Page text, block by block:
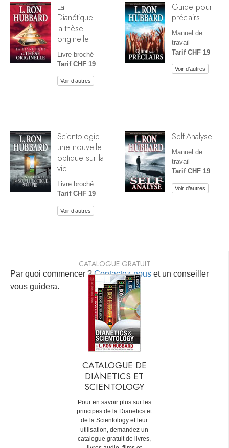
La
Dianétique :
la thèse
originelle
Livre broché
Tarif CHF 19
Voir d’autres
Guide pour
préclairs
Manuel de
travail
Tarif CHF 19
Voir d’autres
Scientologie :
une nouvelle
optique sur la
vie
Livre broché
Tarif CHF 19
Voir d’autres
Self-Analyse
Manuel de
travail
Tarif CHF 19
Voir d’autres
Par quoi commencer ?Contactez-nous et un conseiller
vous guidera.
CATALOGUE GRATUIT
CATALOGUE DE
DIANETICS ET
SCIENTOLOGY
Pour en savoir plus sur les
principes de la Dianetics et
de la Scientology et leur
utilisation, demandez un
catalogue gratuit de livres,